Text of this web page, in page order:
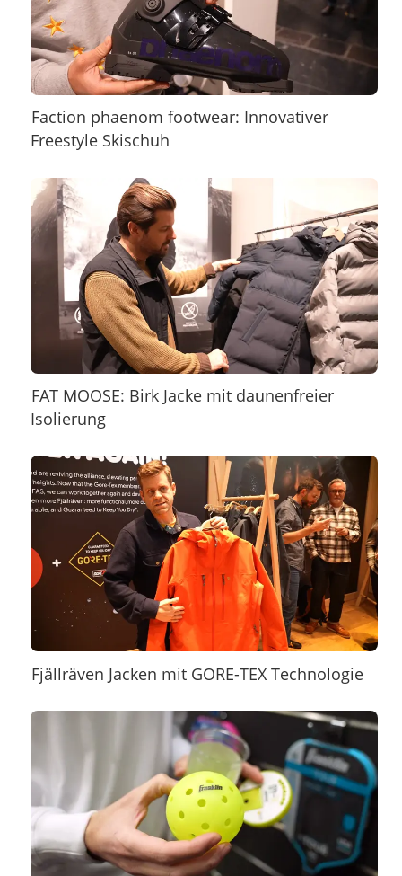
Faction phaenom footwear: Innovativer
Freestyle Skischuh
FAT MOOSE: Birk Jacke mit daunenfreier
Isolierung
Fjällräven Jacken mit GORE-TEX Technologie